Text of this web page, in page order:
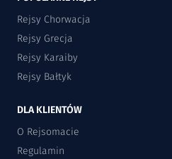
Rejsy Chorwacja
Rejsy Grecja
Rejsy Karaiby
Rejsy Bałtyk
DLA KLIENTÓW
O Rejsomacie
Regulamin